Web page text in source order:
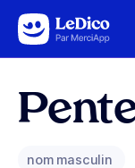
Aller au contenu
nom masculin